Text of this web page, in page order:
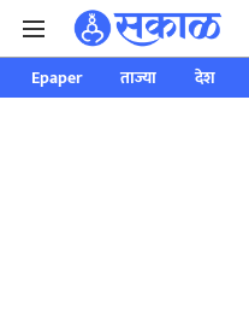
Epaper ताज्या देश